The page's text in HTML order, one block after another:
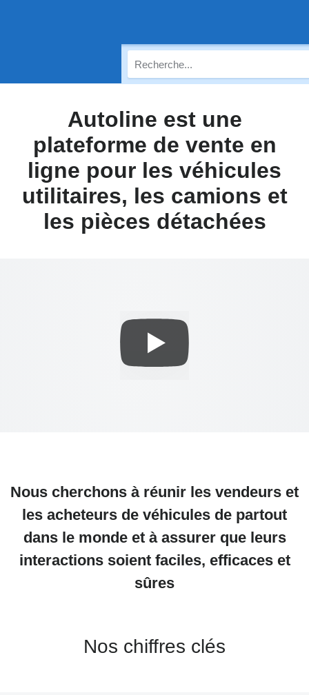
Autoline est une
plateforme de vente en
ligne pour les véhicules
utilitaires, les camions et
les pièces détachées
Nous cherchons à réunir les vendeurs et
les acheteurs de véhicules de partout
dans le monde et à assurer que leurs
interactions soient faciles, efficaces et
sûres
Nos chiffres clés